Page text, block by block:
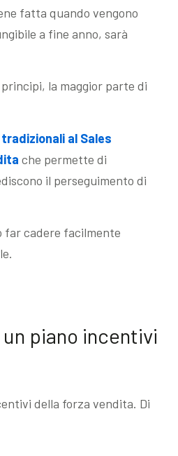
fatta quando vengono
a fine anno, sarà
la maggior parte di
al Sales
che permette di
il perseguimento di
far cadere facilmente
piano incentivi
della forza vendita. Di